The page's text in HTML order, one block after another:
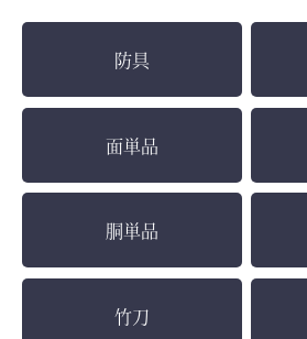
防具
面単品
胴単品
竹刀